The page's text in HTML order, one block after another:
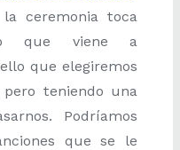
ceremonia toca
que viene a
que elegiremos
pero teniendo una
Podríamos
que se le